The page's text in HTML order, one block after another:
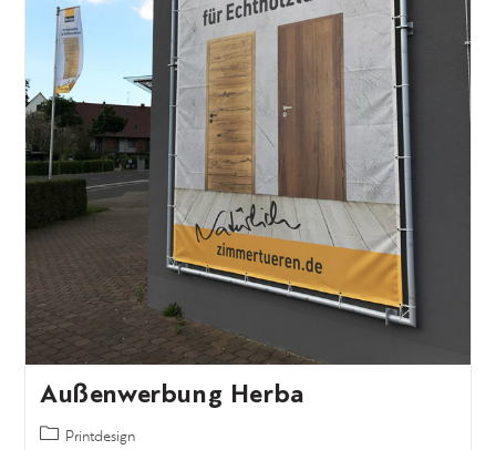
Außenwerbung Herba
Printdesign